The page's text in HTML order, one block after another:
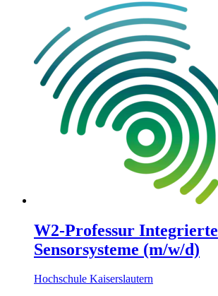
W2-Professur Integrierte
Sensorsysteme (m/w/d)
Hochschule Kaiserslautern